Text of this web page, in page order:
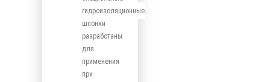
гидроизоляционные
шпонки
разработаны
для
применения
при